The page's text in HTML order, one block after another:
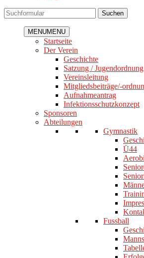
Suchen
MENUMENU
Startseite
Der Verein
Geschichte
Satzung / Jugendordnung
Vereinsleitung
Mitgliedsbeiträge/-
Aufnahmeantrag
Infektionsschutzkonzept
Sponsoren
Abteilungen
Gymnastik
Ü44
Fussball